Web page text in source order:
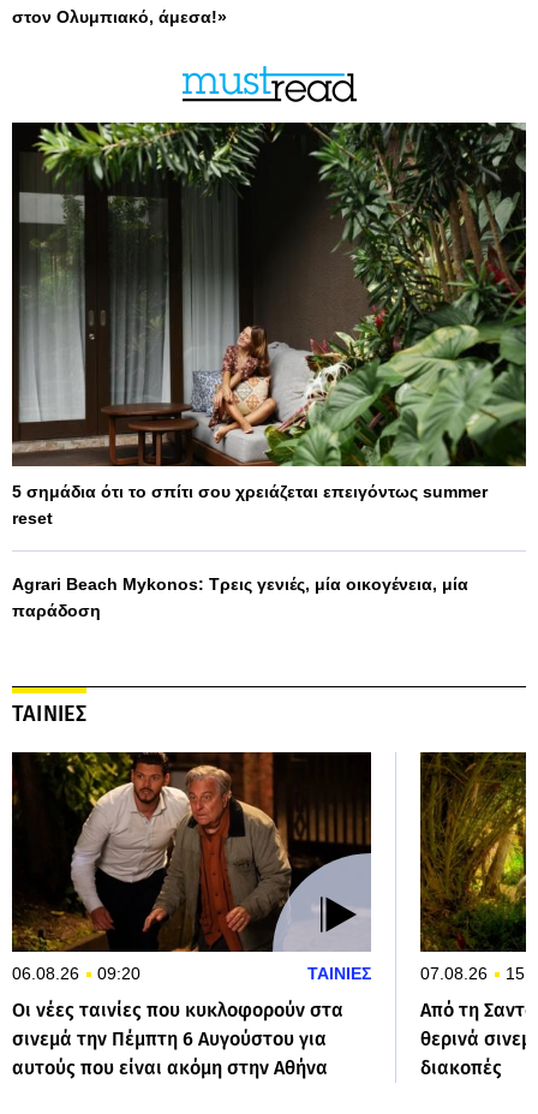
στον Ολυμπιακό, άμεσα!»
5 σημάδια ότι το σπίτι σου χρειάζεται επειγόντως summer
reset
Agrari Beach Mykonos: Τρεις γενιές, μία οικογένεια, μία
παράδοση
ΤΑΙΝΙΕΣ
06.08.26 09:20 ΤΑΙΝΙΕΣ
Οι νέες ταινίες που κυκλοφορούν στα
σινεμά την Πέμπτη 6 Αυγούστου για
αυτούς που είναι ακόμη στην Αθήνα
07.08.26
Από τη
θερινά
διακοπές